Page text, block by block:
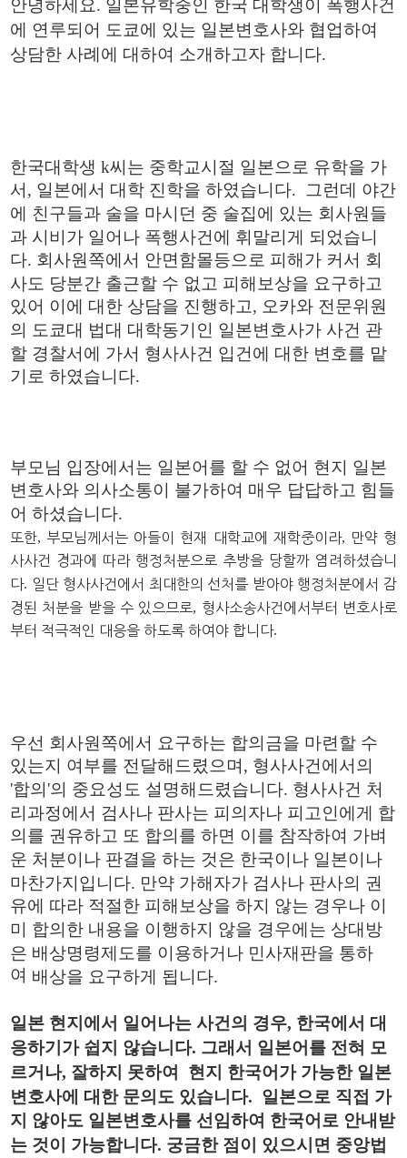
안녕하세요. 일본유학중인 한국 대학생이 폭행사건
에 연루되어 도쿄에 있는 일본변호사와 협업하여
상담한 사례에 대하여 소개하고자 합니다.
한국대학생 k씨는 중학교시절 일본으로 유학을 가
서, 일본에서 대학 진학을 하였습니다. 그런데 야간
에 친구들과 술을 마시던 중 술집에 있는 회사원들
과 시비가 일어나 폭행사건에 휘말리게 되었습니
다. 회사원쪽에서 안면함몰등으로 피해가 커서 회
사도 당분간 출근할 수 없고 피해보상을 요구하고
있어 이에 대한 상담을 진행하고, 오카와 전문위원
의 도쿄대 법대 대학동기인 일본변호사가 사건 관
할 경찰서에 가서 형사사건 입건에 대한 변호를 맡
기로 하였습니다.
부모님 입장에서는 일본어를 할 수 없어 현지 일본
변호사와 의사소통이 불가하여 매우 답답하고 힘들
어 하셨습니다.
또한 부모님께서는 아들이 현재 대학교에 재학중이라,
만약 형
사사건 경과에 따라 행정처분으로 추방을 당할까 염려하셨습니
다. 일단 형사사건에서 최대한의 선처를 받아야 행정처분에서 감
경된 처분을 받을 수 있으므로
형사소송사건에서부터 변호사로
부터 적극적인 대응을 하도록 하여야 합니다.
우선 회사원쪽에서 요구하는 합의금을 마련할 수
있는지 여부를 전달해드렸으며, 형사사건에서의
'합의'의 중요성도 설명해드렸습니다. 형사사건 처
리과정에서 검사나 판사는 피의자나 피고인에게 합
의를 권유하고 또 합의를 하면 이를 참작하여 가벼
운 처분이나 판결을 하는 것은 한국이나 일본이나
마찬가지입니다. 만약 가해자가 검사나 판사의 권
유에 따라 적절한 피해보상을 하지 않는 경우나 이
미 합의한 내용을 이행하지 않을 경우에는 상대방
은 배상명령제도를 이용하거나 민사재판을 통하
여 배상을 요구하게 됩니다.
일본 현지에서 일어나는사건의 경우, 한국에서 대
응하기가 쉽지 않습니다. 그래서 일본어를 전혀 모
르거나, 잘하지 못하여
현지 한국어가 가능한 일본
변호사에 대한 문의도 있습니다. 일본으로 직접 가
지 않아도 일본변호사를 선임하여 한국어로 안내받
는 것이 가능합니다. 궁금한 점이 있으시면 중앙법